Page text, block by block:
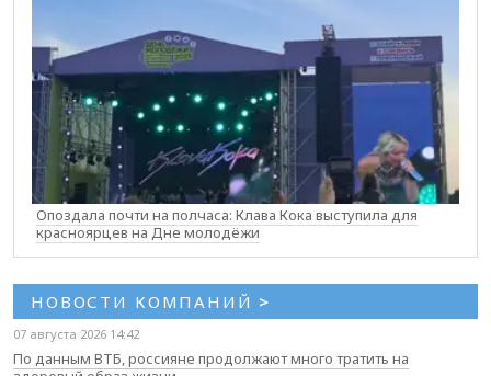
Опоздала почти на полчаса: Клава Кока выступила для
красноярцев на Дне молодёжи
НОВОСТИ КОМПАНИЙ >
07 августа 2026 14:42
По данным ВТБ, россияне продолжают много тратить на